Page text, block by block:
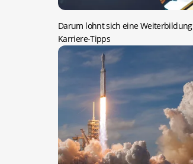
Darum lohnt sich eine Weiterbildung
Karriere-Tipps